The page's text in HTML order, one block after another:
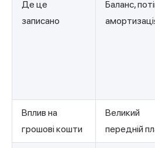
Де це
записано
Баланс,
Вплив на
грошові кошти
Великий
передній